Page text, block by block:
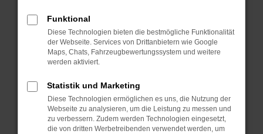
Fenster?
Starte dein Gerät neu.
Das kann manchmal helfen, vorübergehende
Probleme zu beheben.
Betriebssystem auf dem neuesten Stand
sind.
Veraltete Software birgt nicht nur ein
Sicherheitsrisiko, sondern kann auch dazu
Funktional
Diese Technologien bieten die bestmögliche Funktionalität
der Webseite. Services von Drittanbietern wie Google
Maps, Chats, Fahrzeugbewertungssystem und weitere
werden aktiviert.
Statistik und Marketing
Diese Technologien ermöglichen es uns, die Nutzung der
Webseite zu analysieren, um die Leistung zu messen und
zu verbessern. Zudem werden Technologien eingesetzt,
die von dritten Werbetreibenden verwendet werden, um